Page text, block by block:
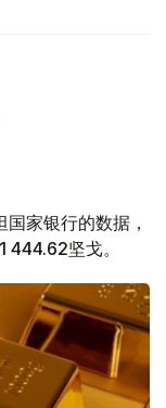
家银行的数据，
坚戈。